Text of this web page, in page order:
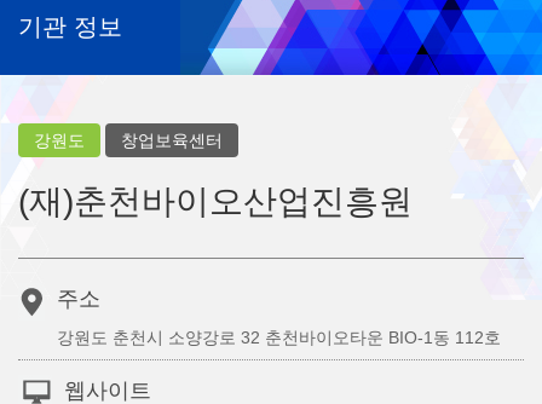
기관 정보
강원도 창업보육센터
(재)춘천바이오산업진흥원
주소
강원도 춘천시 소양강로 32 춘천바이오타운 BIO-1동 112호
웹사이트